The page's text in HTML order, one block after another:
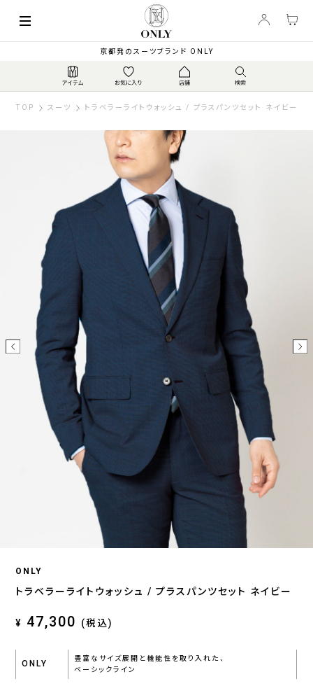
京都発のスーツブランド ONLY
TOP スーツ トラベラーライトウォッシュ / プラスパンツセット ネイビー
ONLY
トラベラーライトウォッシュ / プラスパンツセット ネイビー
¥ 47,300 (税込)
ONLY
豊富なサイズ展開と機能性を取り入れた、
ベーシックライン